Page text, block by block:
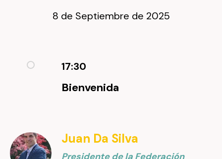
8 de Septiembre de 2025
17:30
Bienvenida
Juan Da Silva
Presidente de la Federación